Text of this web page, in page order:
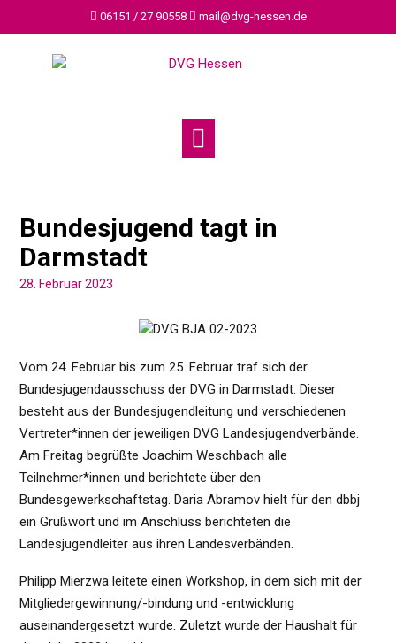
06151 / 27 90558 mail@dvg-hessen.de
Bundesjugend tagt in
Darmstadt
28. Februar 2023
Vom 24. Februar bis zum 25. Februar traf sich der
Bundesjugendausschuss der DVG in Darmstadt. Dieser
besteht aus der Bundesjugendleitung und verschiedenen
Vertreter*innen der jeweiligen DVG Landesjugendverbände.
Am Freitag begrüßte Joachim Weschbach alle
Teilnehmer*innen und berichtete über den
Bundesgewerkschaftstag. Daria Abramov hielt für den dbbj
ein Grußwort und im Anschluss berichteten die
Landesjugendleiter aus ihren Landesverbänden.
Philipp Mierzwa leitete einen Workshop, in dem sich mit der
Mitgliedergewinnung/-bindung und -entwicklung
auseinandergesetzt wurde. Zuletzt wurde der Haushalt für